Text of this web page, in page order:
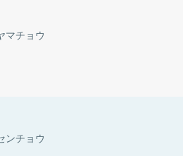
マチョウ
ンチョウ